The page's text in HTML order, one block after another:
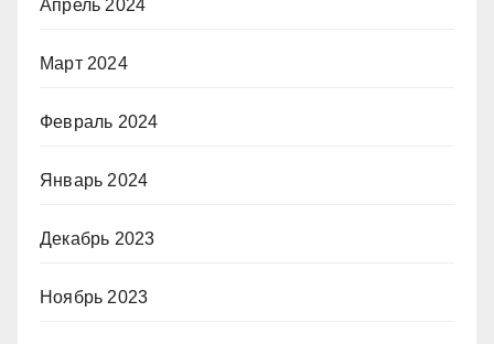
Апрель 2024
Март 2024
Февраль 2024
Январь 2024
Декабрь 2023
Ноябрь 2023